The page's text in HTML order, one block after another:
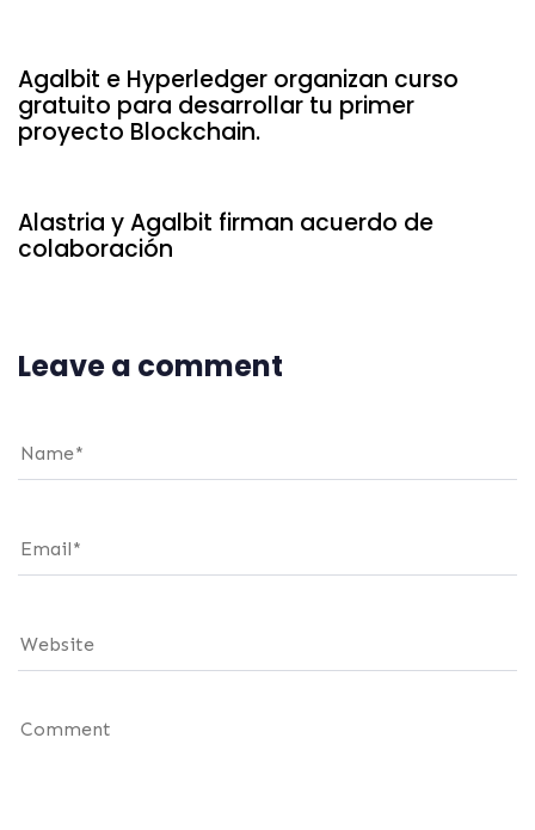
Agalbit e Hyperledger organizan curso
gratuito para desarrollar tu primer
proyecto Blockchain.
Alastria y Agalbit firman acuerdo de
colaboración
Leave a comment